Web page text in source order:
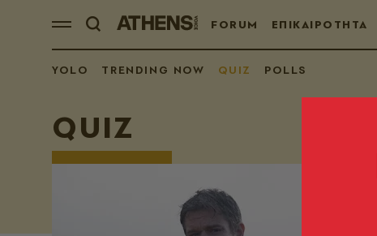
FORUM ΕΠΙΚΑΙΡΟΤΗΤΑ
YOLO TRENDING NOW QUIZ POLLS
QUIZ